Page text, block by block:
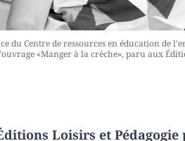
du Centre de ressources en éducation de
«Manger à la crèche», paru aux
Loisirs et